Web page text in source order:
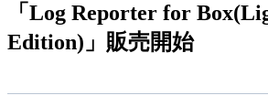
「Log Reporter for
Edition)」販売開始